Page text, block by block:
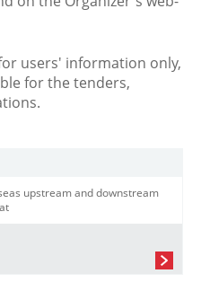
users' information only,
for the tenders,
upstream and downstream